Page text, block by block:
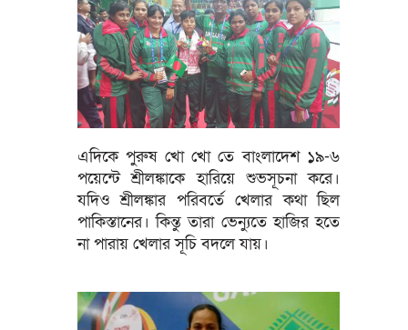
এদিকে পুরুষ খো খো তে বাংলাদেশ ১৯-৬
পয়েন্টে শ্রীলঙ্কাকে হারিয়ে শুভসূচনা করে।
যদিও শ্রীলঙ্কার পরিবর্তে খেলার কথা ছিল
পাকিস্তানের। কিন্তু তারা ভেন্যুতে হাজির হতে
না পারায় খেলার সূচি বদলে যায়।